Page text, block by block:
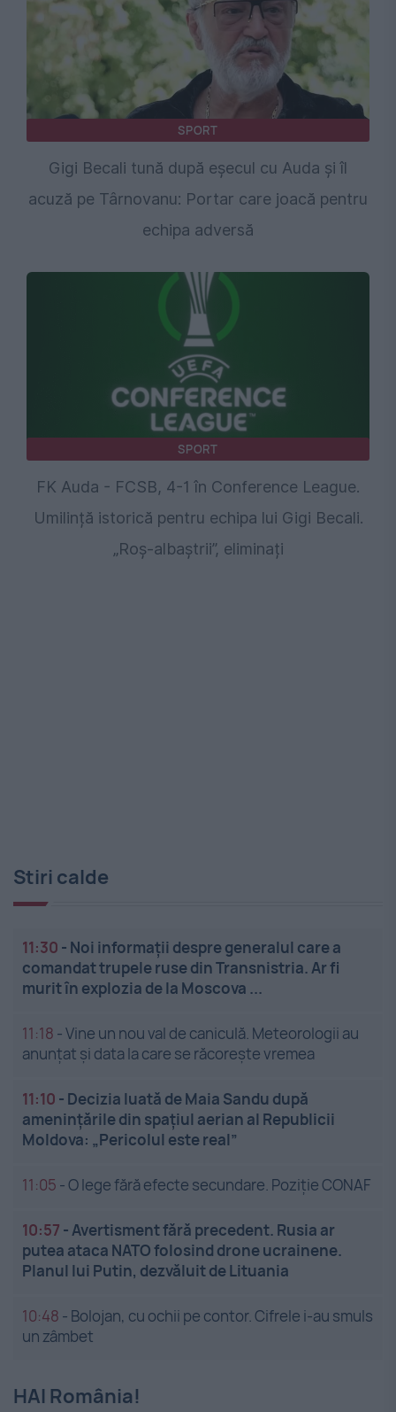
SPORT
Gigi Becali tună după eșecul cu Auda și îl
acuză pe Târnovanu: Portar care joacă pentru
echipa adversă
SPORT
FK Auda - FCSB, 4-1 în Conference League.
Umilință istorică pentru echipa lui Gigi Becali.
„Roș-albaștrii”, eliminați
Stiri calde
11:30 - Noi informații despre generalul care a
comandat trupele ruse din Transnistria. Ar fi
murit în explozia de la Moscova ...
11:18 -Vine un nou val de caniculă. Meteorologii au
anunțat și data la care se răcorește vremea
11:10 - Decizia luată de Maia Sandu după
amenințările din spațiul aerian al Republicii
Moldova: „Pericolul este real”
11:05 -O lege fără efecte secundare. Poziție CONAF
10:57 -Avertisment fără precedent. Rusia ar
putea ataca NATO folosind drone ucrainene.
Planul lui Putin, dezvăluit de Lituania
10:48 - Bolojan, cu ochii pe contor. Cifrele i-au smuls
un zâmbet
HAI România!